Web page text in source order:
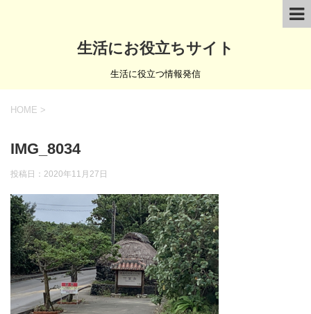
生活にお役立ちサイト
生活に役立つ情報発信
HOME >
IMG_8034
投稿日： 2020年11月27日